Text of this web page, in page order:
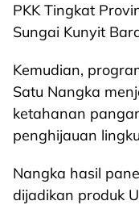
PKK Tingkat
Sungai Kunyit
Kemudian,
Satu Nangka
ketahanan
penghijauan
Nangka hasil
dijadikan produk